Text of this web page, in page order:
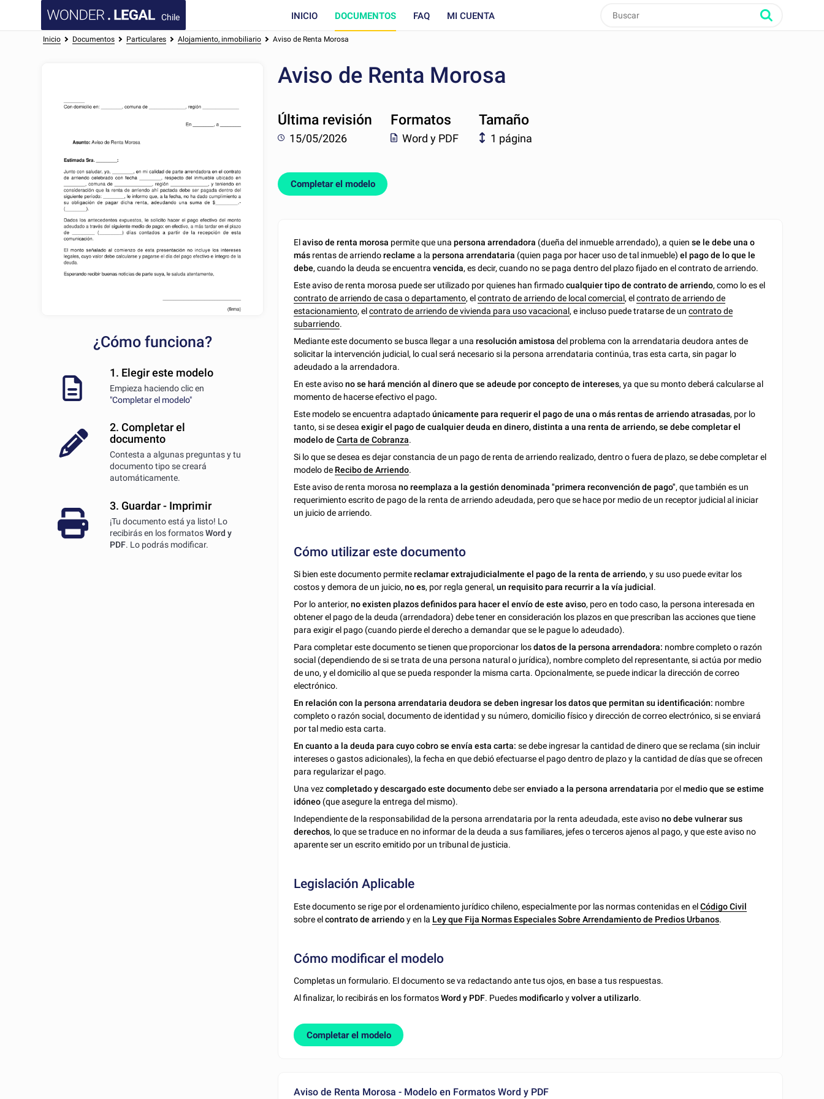
Chile INICIO DOCUMENTOS FAQ MI CUENTA
Inicio Documentos Particulares Alojamiento, inmobiliario Aviso de Renta Morosa
¿Cómo funciona?
1. Elegir este modelo
Empieza haciendo clic en
"Completar el modelo"
2. Completar el
documento
Contesta a algunas preguntas y tu
documento tipo se creará
automáticamente.
3. Guardar - Imprimir
¡Tu documento está ya listo! Lo
recibirás en los formatosWord y
PDF. Lo podrás modificar.
Aviso de Renta Morosa
Última revisión
15/05/2026
Formatos
Word y PDF
Tamaño
1 página
Completar el modelo
Elaviso de renta morosa permite que una persona arrendadora (dueña del inmueble arrendado), a quien se le debe una o
más rentas de arriendoreclamea la persona arrendataria (quien paga por hacer uso de tal inmueble)el pago de lo que le
debe, cuando la deuda se encuentra vencida, es decir, cuando no se paga dentro del plazo fijado en el contrato de arriendo.
Este aviso de renta morosa puede ser utilizado por quienes han firmadocualquier tipo de contrato de arriendo, como lo es el
contrato de arriendo de casa o departamento, elcontrato de arriendo de local comercial, elcontrato de arriendo de
estacionamiento, elcontrato de arriendo de vivienda para uso vacacional, e incluso puede tratarse de uncontrato de
subarriendo.
Mediante este documento se busca llegar a unaresolución amistosa del problema con la arrendataria deudora antes de
solicitar la intervención judicial, lo cual será necesario si la persona arrendataria continúa, tras esta carta, sin pagar lo
adeudado a la arrendadora.
En este avisono se hará mención al dinero que se adeude por concepto de intereses, ya que su monto deberá calcularse al
momento de hacerse efectivo el pago.
Este modelo se encuentra adaptadoúnicamente para requerir el pago de una o más rentas de arriendo atrasadas, por lo
tanto, si se desea exigir el pago de cualquier deuda en dinero, distinta a una renta de arriendo, se debe completar el
modelo deCarta de Cobranza.
Si lo que se desea es dejar constancia de un pago de renta de arriendo realizado, dentro o fuera de plazo, se debe completar el
modelo de Recibo de Arriendo.
Este aviso de renta morosano reemplaza a la gestión denominada "primera reconvención de pago", que también es un
requerimiento escrito de pago de la renta de arriendo adeudada, pero que se hace por medio de un receptor judicial al iniciar
un juicio de arriendo.
Cómo utilizar este documento
Si bien este documento permitereclamar extrajudicialmente el pago de la renta de arriendo, y su uso puede evitar los
costos y demora de un juicio,no es, por regla general,un requisito para recurrir a la vía judicial.
Por lo anterior,no existen plazos definidos para hacer el envío de este aviso, pero en todo caso, la persona interesada en
obtener el pago de la deuda (arrendadora) debe tener en consideración los plazos en que prescriban las acciones que tiene
para exigir el pago (cuando pierde el derecho a demandar que se le pague lo adeudado).
Para completar este documento se tienen que proporcionar losdatos de la persona arrendadora: nombre completo o razón
social (dependiendo de si se trata de una persona natural o jurídica), nombre completo del representante, si actúa por medio
de uno, y el domicilio al que se pueda responder la misma carta. Opcionalmente, se puede indicar la dirección de correo
electrónico.
En relación con la persona arrendataria deudora se deben ingresar los datos que permitan su identificación: nombre
completo o razón social, documento de identidad y su número, domicilio físico y dirección de correo electrónico, si se enviará
por tal medio esta carta.
En cuanto a la deuda para cuyo cobro se envía esta carta: se debe ingresar la cantidad de dinero que se reclama (sin incluir
intereses o gastos adicionales), la fecha en que debió efectuarse el pago dentro de plazo y la cantidad de días que se ofrecen
para regularizar el pago.
Una vezcompletado y descargado este documentodebe serenviado a la persona arrendataria por elmedio que se estime
idóneo (que asegure la entrega del mismo).
Independiente de la responsabilidad de la persona arrendataria por la renta adeudada, este avisono debe vulnerar sus
derechos, lo que se traduce en no informar de la deuda a sus familiares, jefes o terceros ajenos al pago, y que este aviso no
aparente ser un escrito emitido por un tribunal de justicia.
Legislación Aplicable
Este documento se rige por el ordenamiento jurídico chileno, especialmente por las normas contenidas en elCódigo Civil
sobre elcontrato de arriendoy en la Ley que Fija Normas Especiales Sobre Arrendamiento de Predios Urbanos.
Cómo modificar el modelo
Completas un formulario. El documento se va redactando ante tus ojos, en base a tus respuestas.
Al finalizar, lo recibirás en los formatosWord y PDF. Puedesmodificarloyvolver a utilizarlo.
Completar el modelo
Aviso de Renta Morosa - Modelo en Formatos Word y PDF